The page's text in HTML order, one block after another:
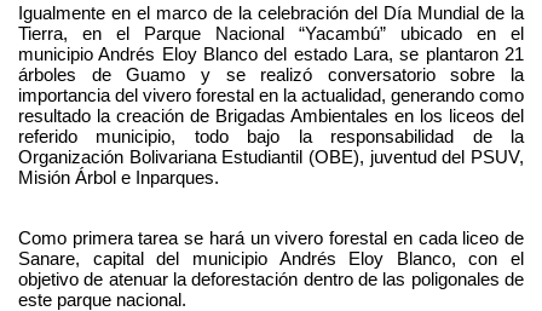
Igualmente en el marco de la celebración del Día Mundial de la
Tierra, en el Parque Nacional “Yacambú” ubicado en el
municipio Andrés Eloy Blanco del estado Lara, se plantaron 21
árboles de Guamo y se realizó conversatorio sobre la
importancia del vivero forestal en la actualidad, generando como
resultado la creación de Brigadas Ambientales en los liceos del
referido municipio, todo bajo la responsabilidad de la
Organización Bolivariana Estudiantil (OBE), juventud del PSUV,
Misión Árbol e Inparques.
Como primera tarea se hará un vivero forestal en cada liceo de
Sanare, capital del municipio Andrés Eloy Blanco, con el
objetivo de atenuar la deforestación dentro de las poligonales de
este parque nacional.